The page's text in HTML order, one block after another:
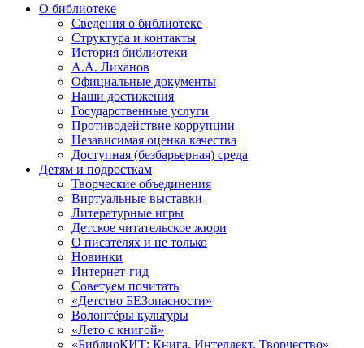
О библиотеке
Сведения о библиотеке
Структура и контакты
История библиотеки
А.А. Лиханов
Официальные документы
Наши достижения
Государственные услуги
Противодействие коррупции
Независимая оценка качества
Доступная (безбарьерная) среда
Детям и подросткам
Творческие объединения
Виртуальные выставки
Литературные игры
Детское читательское жюри
О писателях и не только
Новинки
Интернет-гид
Советуем почитать
«Детство БЕЗопасности»
Волонтёры культуры
«Лето с книгой»
«БиблиоКИТ: Книга. Интеллект. Творчество»